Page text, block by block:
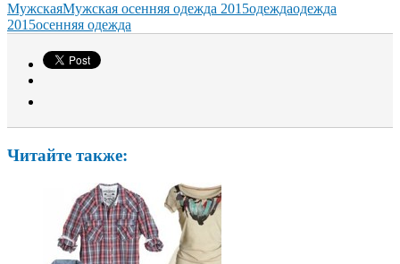
МужскаяМужская осенняя одежда 2015одеждаодежда
2015осенняя одежда
Читайте также: